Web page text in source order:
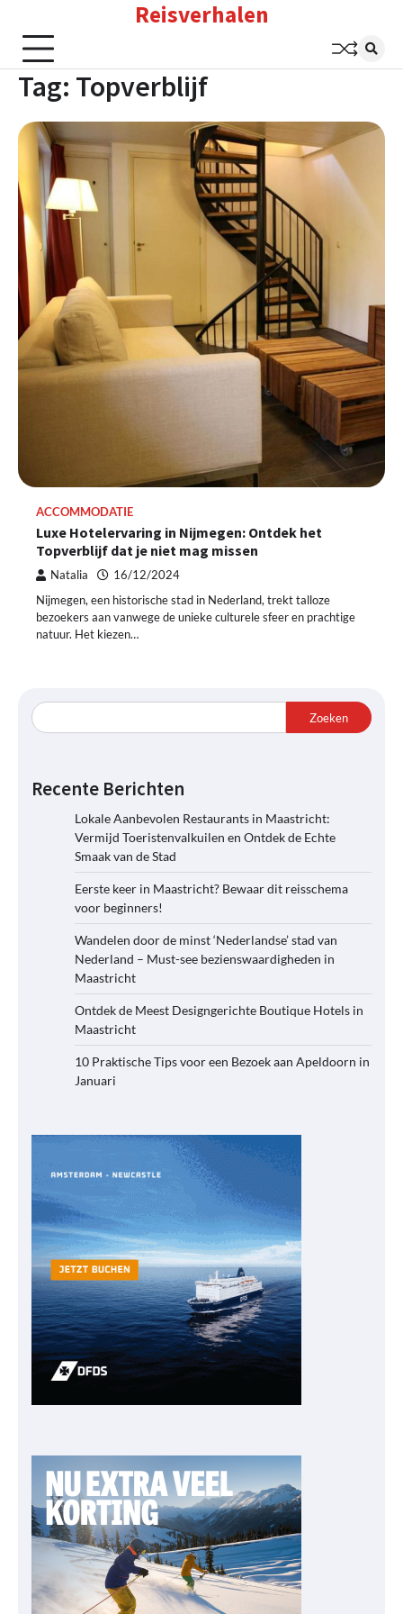
content
Reisverhalen
Tag: Topverblijf
ACCOMMODATIE
Luxe Hotelervaring in Nijmegen: Ontdek het
Topverblijf dat je niet mag missen
Natalia 16/12/2024
Nijmegen, een historische stad in Nederland, trekt talloze
bezoekers aan vanwege de unieke culturele sfeer en prachtige
natuur. Het kiezen…
Zoeken
Recente Berichten
Lokale Aanbevolen Restaurants in Maastricht:
Vermijd Toeristenvalkuilen en Ontdek de Echte
Smaak van de Stad
Eerste keer in Maastricht? Bewaar dit reisschema
voor beginners!
Wandelen door de minst ‘Nederlandse’ stad van
Nederland – Must-see bezienswaardigheden in
Maastricht
Ontdek de Meest Designgerichte Boutique Hotels in
Maastricht
10 Praktische Tips voor een Bezoek aan Apeldoorn in
Januari